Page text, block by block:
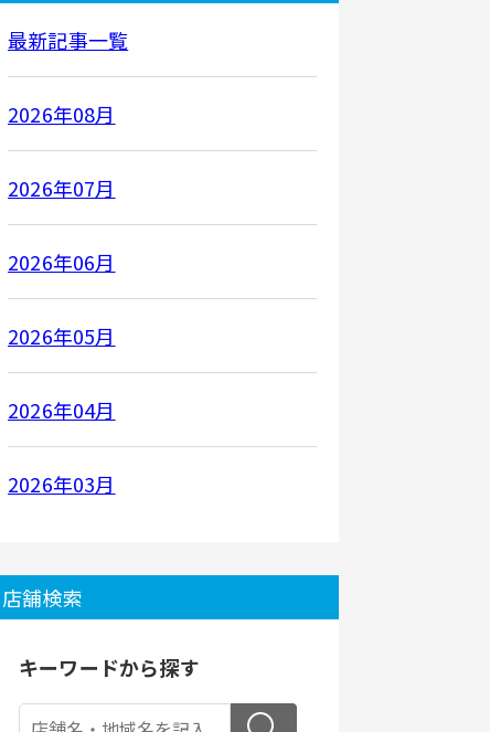
最新記事一覧
2026年08月
2026年07月
2026年06月
2026年05月
2026年04月
2026年03月
店舗検索
キーワードから探す